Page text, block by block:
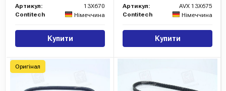
Артикул:
13X670
Contitech
Німеччина
Купити
Артикул:
AVX 13X675
Contitech
Німеччина
Купити
Оригінал